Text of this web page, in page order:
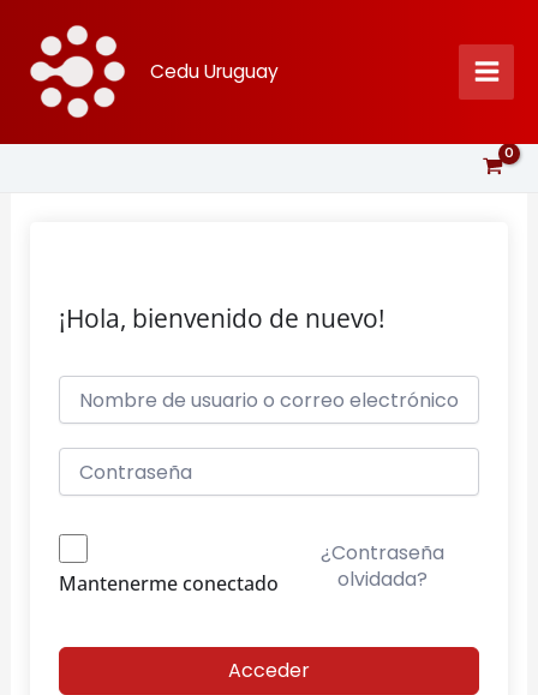
contenido
Cedu Uruguay
¡Hola, bienvenido de nuevo!
Mantenerme conectado
¿Contraseña
olvidada?
Acceder